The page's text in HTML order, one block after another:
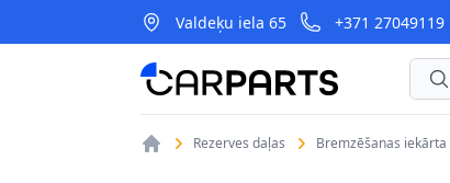
Valdeķu iela 65 +371 27049119
CarParts
Rezerves daļas Bremzēšanas iekārta